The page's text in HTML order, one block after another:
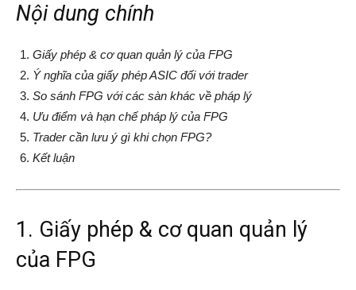
Nội dung chính
Giấy phép & cơ quan quản lý của FPG
Ý nghĩa của giấy phép ASIC đối với trader
So sánh FPG với các sàn khác về pháp lý
Ưu điểm và hạn chế pháp lý của FPG
Trader cần lưu ý gì khi chọn FPG?
Kết luận
1. Giấy phép & cơ quan quản lý
của FPG